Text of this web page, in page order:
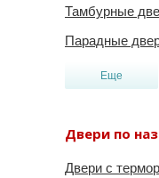
Тамбурные
Парадные
Еще
Двери по
Двери с